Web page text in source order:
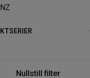
Nullstill filter